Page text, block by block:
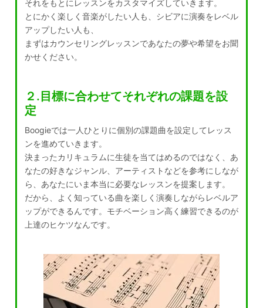
それをもとにレッスンをカスタマイズしていきます。
とにかく楽しく音楽がしたい人も、シビアに演奏をレベル
アップしたい人も、
まずはカウンセリングレッスンであなたの夢や希望をお聞
かせください。
２.目標に合わせてそれぞれの課題を設
定
Boogieでは一人ひとりに個別の課題曲を設定してレッス
ンを進めていきます。
決まったカリキュラムに生徒を当てはめるのではなく、あ
なたの好きなジャンル、アーティストなどを参考にしなが
ら、あなたにいま本当に必要なレッスンを提案します。
だから、よく知っている曲を楽しく演奏しながらレベルア
ップができるんです。モチベーション高く練習できるのが
上達のヒケツなんです。